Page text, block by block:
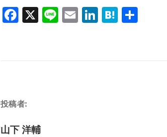
F
o
o
k
X Li E Li H 共
投稿者:
山下 洋輔